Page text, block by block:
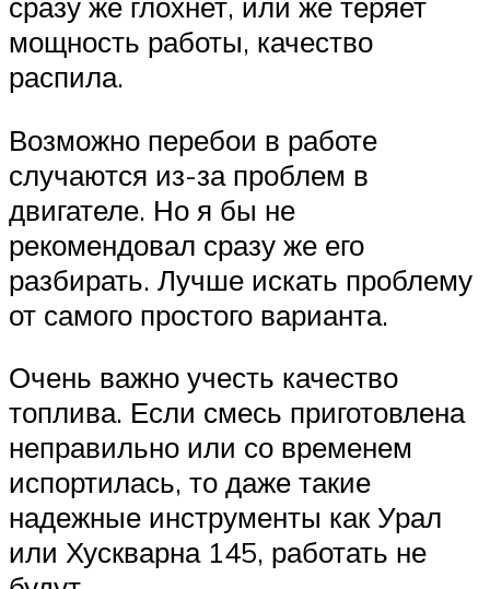
мощность работы, качество
распила.
Возможно перебои в работе
случаются из-за проблем в
двигателе. Но я бы не
рекомендовал сразу же его
разбирать. Лучше искать проблему
от самого простого варианта.
Очень важно учесть качество
топлива. Если смесь приготовлена
неправильно или со временем
испортилась, то даже такие
надежные инструменты как Урал
или Хускварна 145, работать не